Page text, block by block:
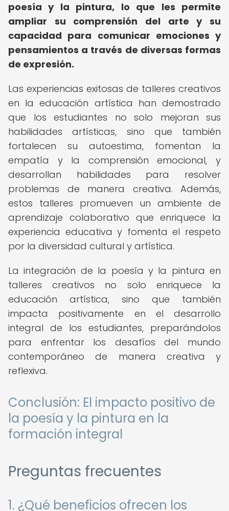
poesía y la pintura, lo que les permite
ampliar su comprensión del arte y su
capacidad para comunicar emociones y
pensamientos a través de diversas formas
de expresión.
Las experiencias exitosas de talleres creativos
en la educación artística han demostrado
que los estudiantes no solo mejoran sus
habilidades artísticas, sino que también
fortalecen su autoestima, fomentan la
empatía y la comprensión emocional, y
desarrollan habilidades para resolver
problemas de manera creativa. Además,
estos talleres promueven un ambiente de
aprendizaje colaborativo que enriquece la
experiencia educativa y fomenta el respeto
por la diversidad cultural y artística.
La integración de la poesía y la pintura en
talleres creativos no solo enriquece la
educación artística, sino que también
impacta positivamente en el desarrollo
integral de los estudiantes, preparándolos
para enfrentar los desafíos del mundo
contemporáneo de manera creativa y
reflexiva.
Conclusión: El impacto positivo de
la poesía y la pintura en la
formación integral
Preguntas frecuentes
1. ¿Qué beneficios ofrecen los